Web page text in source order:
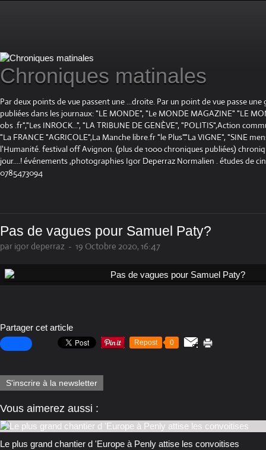
Chroniques matinales
Par deux points de vue passent une ...droite. Par un point de vue passe
publiées dans les journaux: "LE MONDE", "Le MONDE MAGAZINE" "LE
obs .fr","Les INROCK...", "LA TRIBUNE DE GENÈVE", "POLITIS",Action
"La FRANCE "AGRICOLE",La Manche libre.fr "le Plus"."La VIGNE", "SINE
l'Humanité. festival off Avignon. (plus de 1000 chroniques publiées)
jour....! événements ,photographies Igor Deperraz Normalien . études de
0785473094
Pas de vagues pour Samuel Paty?
par igor deperraz - 19 Octobre 2020, 16:47
Partager cet article
Repost 0
S'inscrire à la newsletter
Vous aimerez aussi :
Le plus grand chantier d 'Europe à Penly attise les convoitises